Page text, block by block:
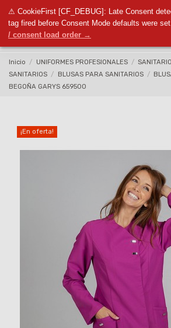
⚠ CookieFirst [CF_DEBUG]: Late Consent
tag fired before Consent Mode defaults were
/ consent load order →
Inicio UNIFORMES PROFESIONALES SANITARIO
SANITARIOS
BLUSAS PARA SANITARIOS
BEGOÑA GARYS 659500
¡En oferta!